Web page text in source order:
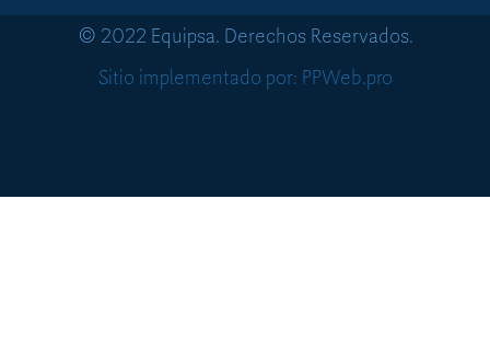
© 2022 Equipsa. Derechos Reservados.
Sitio implementado por: PPWeb.pro